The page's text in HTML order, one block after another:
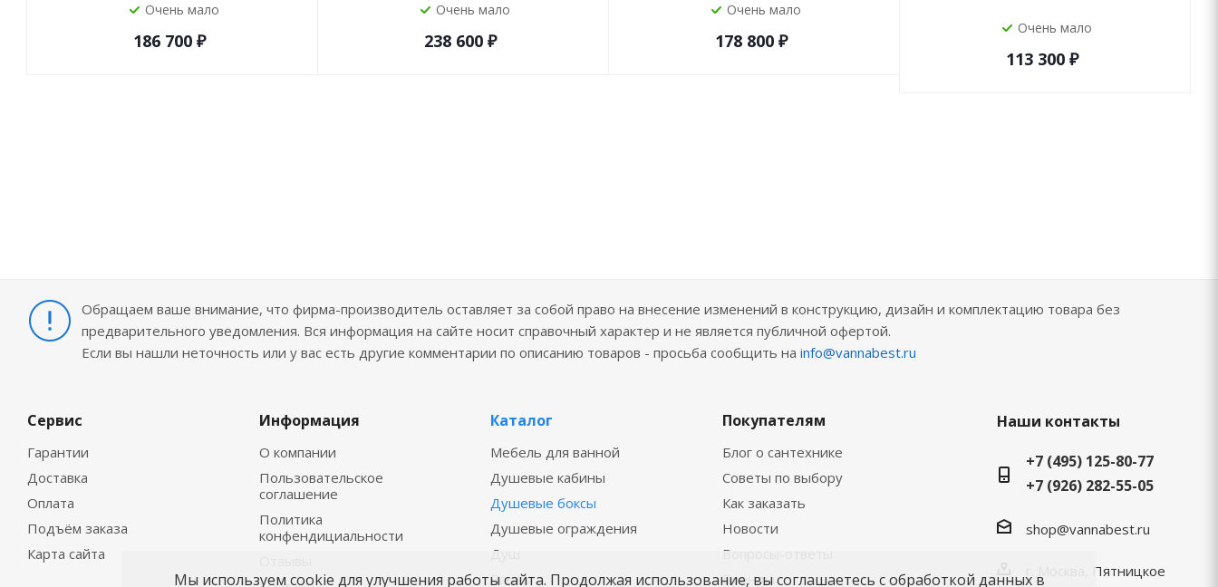
Очень мало
186 700 ₽
Очень мало
238 600 ₽
Очень мало
178 800 ₽
Очень мало
113 300 ₽
Обращаем ваше внимание, что фирма-производитель оставляет за собой право на внесение изменений в конструкцию, дизайн и комплектацию товара без
предварительного уведомления. Вся информация на сайте носит справочный характер и не является публичной офертой.
Если вы нашли неточность или у вас есть другие комментарии по описанию товаров - просьба сообщить на info@vannabest.ru
Сервис
Гарантии
Доставка
Оплата
Подъём заказа
Карта сайта
Информация
О компании
Пользовательское
соглашение
Политика
конфендициальности
Каталог
Мебель для ванной
Душевые кабины
Душевые боксы
Душевые ограждения
Душ
Ванны
Покупателям
Блог о сантехнике
Советы по выбору
Как заказать
Новости
Вопросы-ответы
Бренды
Наши контакты
+7 (495) 125-80-77
+7 (926) 282-55-05
shop@vannabest.ru
г. Москва, Пятницкое
Мы используем cookie для улучшения работы сайта. Продолжая использование, вы соглашаетесь с обработкой данных в